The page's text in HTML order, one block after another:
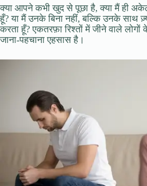
क्या आपने कभी खुद से पूछा है, क्या मैं ही
हूँ? या मैं उनके बिना नहीं, बल्कि उनके साथ
करता हूँ? एकतरफ़ा रिश्तों में जीने वाले
जाना-पहचाना एहसास है।